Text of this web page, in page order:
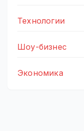
Технологии
Шоу-бизнес
Экономика